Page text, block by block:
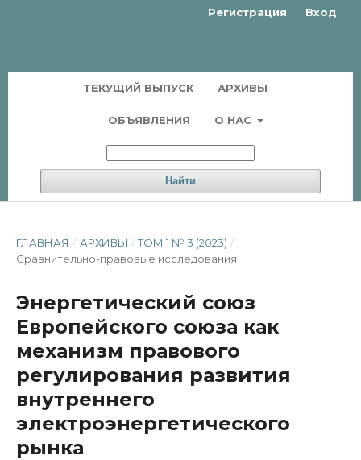
ТЕКУЩИЙ ВЫПУСК АРХИВЫ
ОБЪЯВЛЕНИЯ О НАС
Найти
Регистрация Вход
ГЛАВНАЯ / АРХИВЫ / ТОМ 1 № 3 (2023) /
Сравнительно-правовые исследования
Энергетический союз
Европейского союза как
механизм правового
регулирования развития
внутреннего
электроэнергетического
рынка